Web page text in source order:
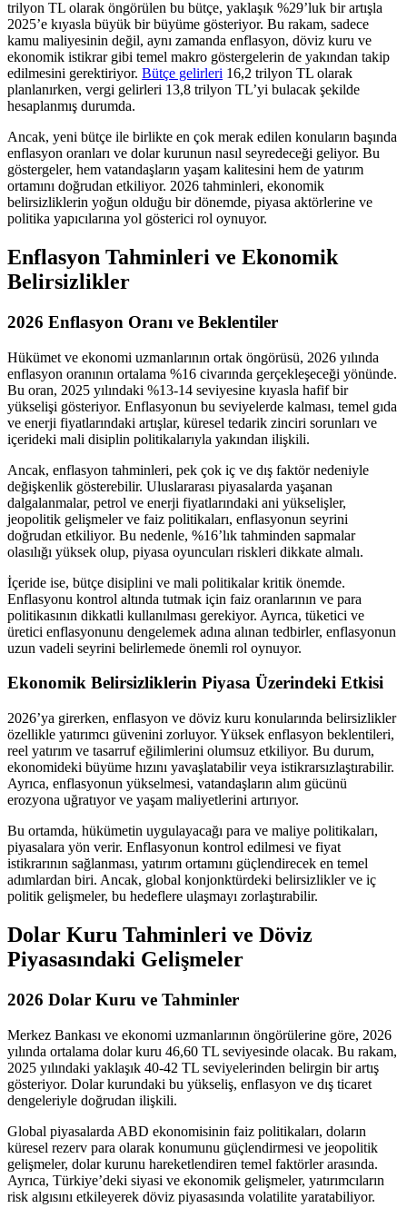
trilyon TL olarak öngörülen bu bütçe, yaklaşık %29’luk bir artışla
2025’e kıyasla büyük bir büyüme gösteriyor. Bu rakam, sadece
kamu maliyesinin değil, aynı zamanda enflasyon, döviz kuru ve
ekonomik istikrar gibi temel makro göstergelerin de yakından takip
edilmesini gerektiriyor. Bütçe gelirleri 16,2 trilyon TL olarak
planlanırken, vergi gelirleri 13,8 trilyon TL’yi bulacak şekilde
hesaplanmış durumda.
Ancak, yeni bütçe ile birlikte en çok merak edilen konuların başında
enflasyon oranları ve dolar kurunun nasıl seyredeceği geliyor. Bu
göstergeler, hem vatandaşların yaşam kalitesini hem de yatırım
ortamını doğrudan etkiliyor. 2026 tahminleri, ekonomik
belirsizliklerin yoğun olduğu bir dönemde, piyasa aktörlerine ve
politika yapıcılarına yol gösterici rol oynuyor.
Enflasyon Tahminleri ve Ekonomik
Belirsizlikler
2026 Enflasyon Oranı ve Beklentiler
Hükümet ve ekonomi uzmanlarının ortak öngörüsü, 2026 yılında
enflasyon oranının ortalama %16 civarında gerçekleşeceği yönünde.
Bu oran, 2025 yılındaki %13-14 seviyesine kıyasla hafif bir
yükselişi gösteriyor. Enflasyonun bu seviyelerde kalması, temel gıda
ve enerji fiyatlarındaki artışlar, küresel tedarik zinciri sorunları ve
içerideki mali disiplin politikalarıyla yakından ilişkili.
Ancak, enflasyon tahminleri, pek çok iç ve dış faktör nedeniyle
değişkenlik gösterebilir. Uluslararası piyasalarda yaşanan
dalgalanmalar, petrol ve enerji fiyatlarındaki ani yükselişler,
jeopolitik gelişmeler ve faiz politikaları, enflasyonun seyrini
doğrudan etkiliyor. Bu nedenle, %16’lık tahminden sapmalar
olasılığı yüksek olup, piyasa oyuncuları riskleri dikkate almalı.
İçeride ise, bütçe disiplini ve mali politikalar kritik önemde.
Enflasyonu kontrol altında tutmak için faiz oranlarının ve para
politikasının dikkatli kullanılması gerekiyor. Ayrıca, tüketici ve
üretici enflasyonunu dengelemek adına alınan tedbirler, enflasyonun
uzun vadeli seyrini belirlemede önemli rol oynuyor.
Ekonomik Belirsizliklerin Piyasa Üzerindeki Etkisi
2026’ya girerken, enflasyon ve döviz kuru konularında belirsizlikler
özellikle yatırımcı güvenini zorluyor. Yüksek enflasyon beklentileri,
reel yatırım ve tasarruf eğilimlerini olumsuz etkiliyor. Bu durum,
ekonomideki büyüme hızını yavaşlatabilir veya istikrarsızlaştırabilir.
Ayrıca, enflasyonun yükselmesi, vatandaşların alım gücünü
erozyona uğratıyor ve yaşam maliyetlerini artırıyor.
Bu ortamda, hükümetin uygulayacağı para ve maliye politikaları,
piyasalara yön verir. Enflasyonun kontrol edilmesi ve fiyat
istikrarının sağlanması, yatırım ortamını güçlendirecek en temel
adımlardan biri. Ancak, global konjonktürdeki belirsizlikler ve iç
politik gelişmeler, bu hedeflere ulaşmayı zorlaştırabilir.
Dolar Kuru Tahminleri ve Döviz
Piyasasındaki Gelişmeler
2026 Dolar Kuru ve Tahminler
Merkez Bankası ve ekonomi uzmanlarının öngörülerine göre, 2026
yılında ortalama dolar kuru 46,60 TL seviyesinde olacak. Bu rakam,
2025 yılındaki yaklaşık 40-42 TL seviyelerinden belirgin bir artış
gösteriyor. Dolar kurundaki bu yükseliş, enflasyon ve dış ticaret
dengeleriyle doğrudan ilişkili.
Global piyasalarda ABD ekonomisinin faiz politikaları, doların
küresel rezerv para olarak konumunu güçlendirmesi ve jeopolitik
gelişmeler, dolar kurunu hareketlendiren temel faktörler arasında.
Ayrıca, Türkiye’deki siyasi ve ekonomik gelişmeler, yatırımcıların
risk algısını etkileyerek döviz piyasasında volatilite yaratabiliyor.